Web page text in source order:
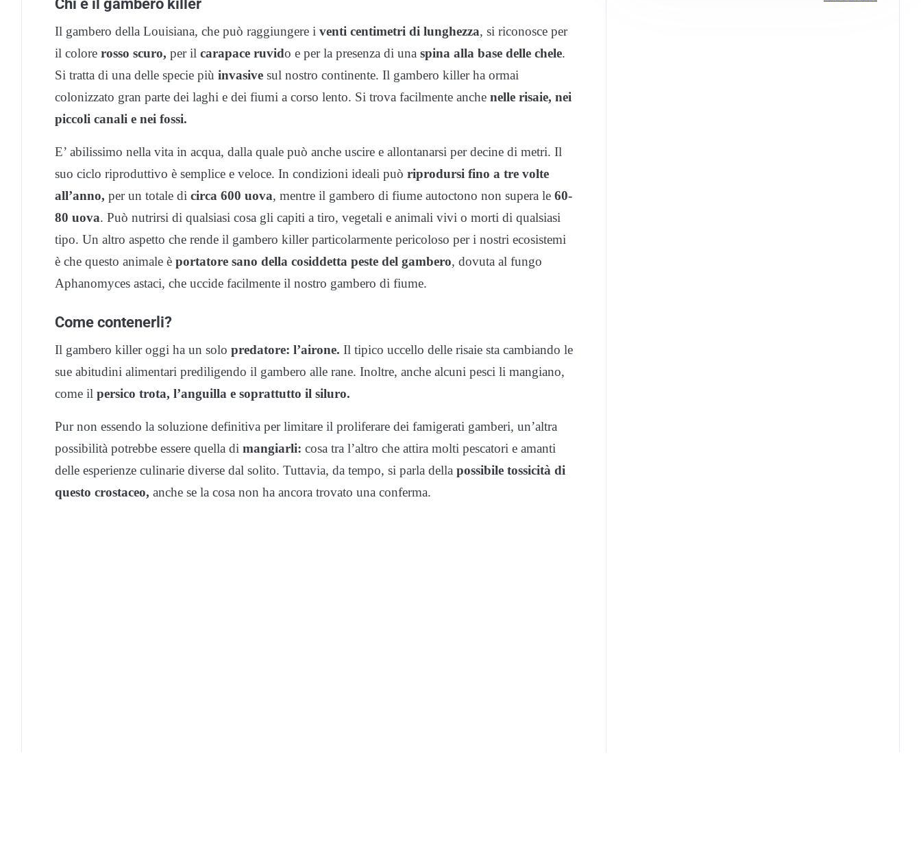
Il gambero della Louisiana, che può raggiungere i venti centimetri di lunghezza, si riconosce per
il colore rosso scuro, per il carapace ruvido e per la presenza di una spina alla base delle chele.
Si tratta di una delle specie più invasive sul nostro continente. Il gambero killer ha ormai
colonizzato gran parte dei laghi e dei fiumi a corso lento. Si trova facilmente anche nelle risaie, nei
piccoli canali e nei fossi.
E’ abilissimo nella vita in acqua, dalla quale può anche uscire e allontanarsi per decine di metri. Il
suo ciclo riproduttivo è semplice e veloce. In condizioni ideali può riprodursi fino a tre volte
all’anno, per un totale di circa 600 uova, mentre il gambero di fiume autoctono non supera le 60-
80 uova. Può nutrirsi di qualsiasi cosa gli capiti a tiro, vegetali e animali vivi o morti di qualsiasi
tipo. Un altro aspetto che rende il gambero killer particolarmente pericoloso per i nostri ecosistemi
è che questo animale è portatore sano della cosiddetta peste del gambero, dovuta al fungo
Aphanomyces astaci, che uccide facilmente il nostro gambero di fiume.
Come contenerli?
Il gambero killer oggi ha un solo predatore: l’airone. Il tipico uccello delle risaie sta cambiando le
sue abitudini alimentari prediligendo il gambero alle rane. Inoltre, anche alcuni pesci li mangiano,
come il persico trota, l’anguilla e soprattutto il siluro.
Pur non essendo la soluzione definitiva per limitare il proliferare dei famigerati gamberi, un’altra
possibilità potrebbe essere quella di mangiarli: cosa tra l’altro che attira molti pescatori e amanti
delle esperienze culinarie diverse dal solito. Tuttavia, da tempo, si parla della possibile tossicità di
questo crostaceo, anche se la cosa non ha ancora trovato una conferma.